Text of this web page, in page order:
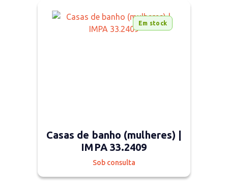
Em stock
Casas de banho (mulheres) |
IMPA 33.2409
Sob consulta